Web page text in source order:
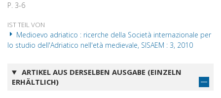
P. 3-6
IST TEIL VON
Medioevo adriatico : ricerche della Società internazionale per
lo studio dell'Adriatico nell'età medievale, SISAEM : 3, 2010
ARTIKEL AUS DERSELBEN AUSGABE (EINZELN
ERHÄLTLICH)